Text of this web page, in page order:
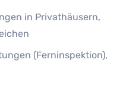
in Privathäusern,
(Ferninspektion),